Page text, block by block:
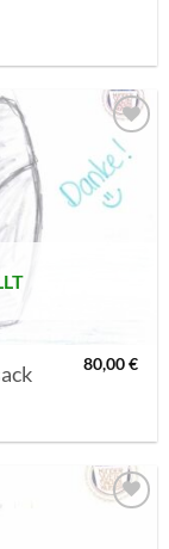
AUF MEINE
MERKLISTE
SETZEN
80,00€